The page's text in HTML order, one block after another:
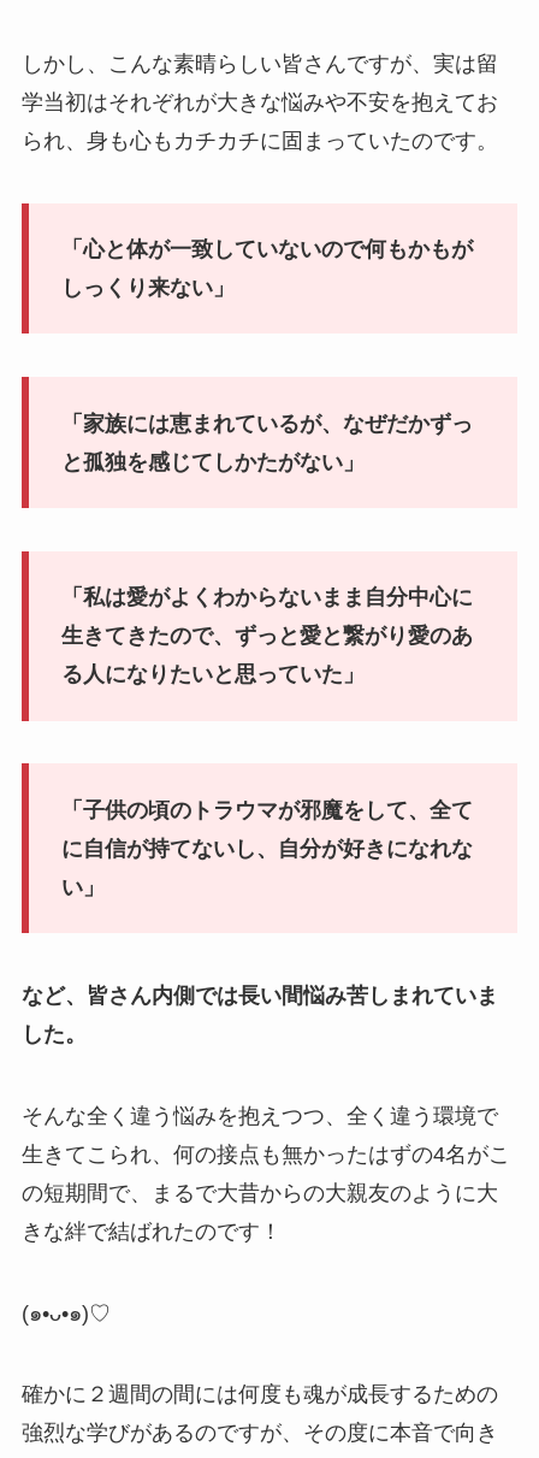
しかし、こんな素晴らしい皆さんですが、実は留
学当初はそれぞれが大きな悩みや不安を抱えてお
られ、身も心もカチカチに固まっていたのです。
「心と体が一致していないので何もかもが
しっくり来ない」
「家族には恵まれているが、なぜだかずっ
と孤独を感じてしかたがない」
「私は愛がよくわからないまま自分中心に
生きてきたので、ずっと愛と繋がり愛のあ
る人になりたいと思っていた」
「子供の頃のトラウマが邪魔をして、全て
に自信が持てないし、自分が好きになれな
い」
など、皆さん内側では長い間悩み苦しまれていま
した。
そんな全く違う悩みを抱えつつ、全く違う環境で
生きてこられ、何の接点も無かったはずの4名がこ
の短期間で、まるで大昔からの大親友のように大
きな絆で結ばれたのです！
(๑•ᴗ•๑)♡
確かに２週間の間には何度も魂が成長するための
強烈な学びがあるのですが、その度に本音で向き